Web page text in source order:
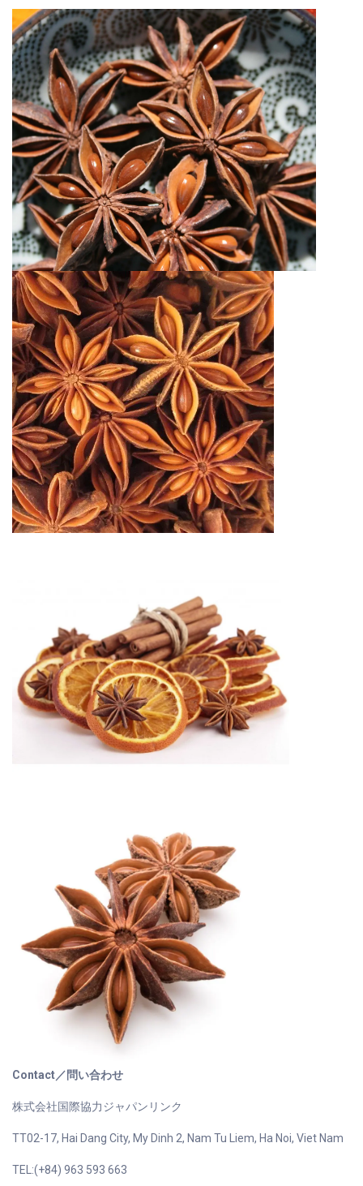
Contact／問い合わせ
株式会社国際協力ジャパンリンク
TT02-17, Hai Dang City, My Dinh 2, Nam Tu Liem, Ha Noi, Viet Nam
TEL:(+84) 963 593 663